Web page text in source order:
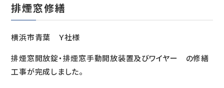
排煙窓修繕
横浜市青葉 Ｙ社様
排煙窓開放錠・排煙窓手動開放装置及びワイヤー の修繕
工事が完成しました。